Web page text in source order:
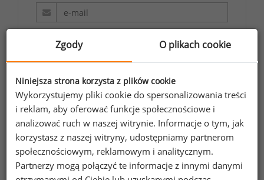
danych osobowych zawartych w
sp. k. w celu otrzymywania bezpłatnego
newsletter’a portalu wynagrodzenia.pl.
Wyrażam zgodę na przesyłanie na podany
adres e-mail ofert handlowych oraz
informacji marketingowych. Oświadczam,
że zapoznałem się z treściąinformacji na
Zgody O plikach cookie
Niniejsza strona korzysta z plików cookie
Wykorzystujemy pliki cookie do spersonalizowania treści
i reklam, aby oferować funkcje społecznościowe i
analizować ruch w naszej witrynie. Informacje o tym, jak
korzystasz z naszej witryny, udostępniamy partnerom
społecznościowym, reklamowym i analitycznym.
Partnerzy mogą połączyć te informacje z innymi danymi